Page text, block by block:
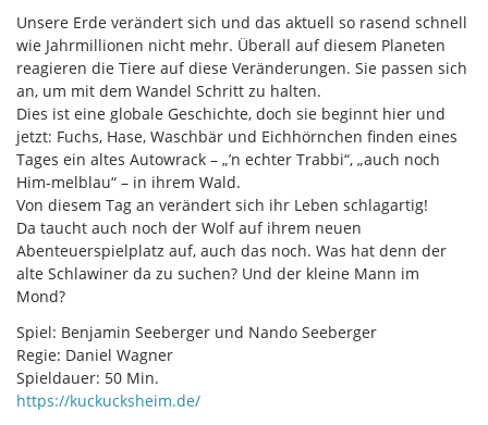
Unsere Erde verändert sich und das aktuell so rasend schnell
wie Jahrmillionen nicht mehr. Überall auf diesem Planeten
reagieren die Tiere auf diese Veränderungen. Sie passen sich
an, um mit dem Wandel Schritt zu halten.
Dies ist eine globale Geschichte, doch sie beginnt hier und
jetzt: Fuchs, Hase, Waschbär und Eichhörnchen finden eines
Tages ein altes Autowrack – „’n echter Trabbi“, „auch noch
Him-melblau“ – in ihrem Wald.
Von diesem Tag an verändert sich ihr Leben schlagartig!
Da taucht auch noch der Wolf auf ihrem neuen
Abenteuerspielplatz auf, auch das noch. Was hat denn der
alte Schlawiner da zu suchen? Und der kleine Mann im
Mond?
Spiel: Benjamin Seeberger und Nando Seeberger
Regie: Daniel Wagner
Spieldauer: 50 Min.
https://kuckucksheim.de/